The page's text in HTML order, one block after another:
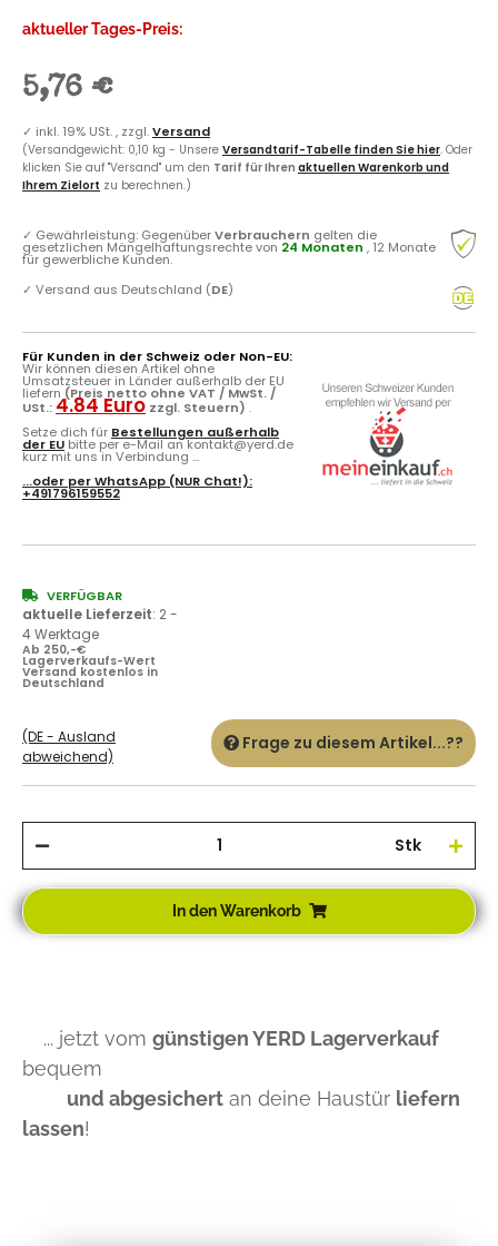
aktueller Tages-Preis:
5,76 €
✓ inkl. 19% USt. , zzgl.Versand
(Versandgewicht: 0,10 kg - Unsere Versandtarif-Tabelle finden Sie hier. Oder
klicken Sie auf "Versand" um den Tarif für Ihren aktuellen Warenkorb und
Ihrem Zielort zu berechnen.)
✓ Gewährleistung: GegenüberVerbrauchern gelten die
gesetzlichen Mängelhaftungsrechte von 24 Monaten , 12 Monate
für gewerbliche Kunden.
✓ Versand aus Deutschland (DE)
Für Kunden in der Schweiz oder Non-EU:
Wir können diesen Artikel ohne
Umsatzsteuer in Länder außerhalb der EU
liefern (Preis netto ohne VAT / MwSt. /
USt.: 4.84 Euro zzgl. Steuern) .
Setze dich für Bestellungen außerhalb
der EU bitte per e-Mail an kontakt@yerd.de
kurz mit uns in Verbindung ...
...oder perWhatsApp (NUR Chat!):
+491796159552
VERFÜGBAR
aktuelle Lieferzeit: 2 -
4 Werktage
Ab 250,-€
Lagerverkaufs-Wert
Versand kostenlos in
Deutschland
(DE - Ausland
abweichend)
Frage zu diesem Artikel...??
Stk
In den Warenkorb
... jetzt vom günstigen YERD Lagerverkauf
bequem
und abgesichert an deine Haustür liefern
lassen!